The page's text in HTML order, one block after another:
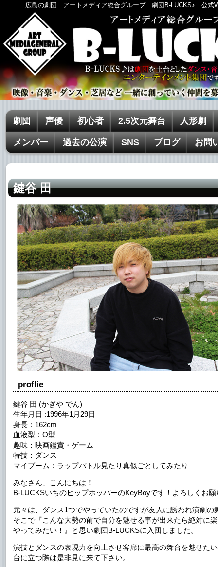
広島の劇団 アートメディア総合グループ 劇団B-LUCKS♪ 公式
劇団 声優 初心者 2.5次元舞台 人形劇
メンバー 過去の公演 SNS ブログ お問
鍵谷 田
proflie
鍵谷 田 (かぎや でん)
生年月日 :1996年1月29日
身長：162cm
血液型：O型
趣味：映画鑑賞・ゲーム
特技：ダンス
マイブーム：ラップバトル見たり真似ごとしてみたり
みなさん、こんにちは！
B-LUCKSいちのヒップホッパーのKeyBoyです！よろしくお
元々は、ダンス1つでやっていたのですが友人に誘われ演劇の
そこで『こんな大勢の前で自分を魅せる事が出来たら絶対に
やってみたい！』と思い劇団B-LUCKSに入団しました。
演技とダンスの表現力を向上させ客席に最高の舞台を魅せた
台に立つ際は是非見に来て下さい。